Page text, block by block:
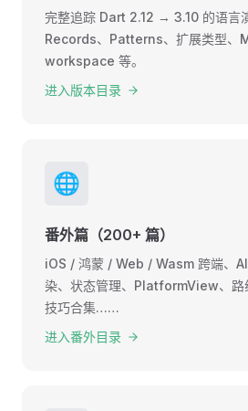
完整追踪 Dart 2.12 → 3.10 的语言
Records、Patterns、扩展类型、
workspace 等。
进入版本目录
🌐
番外篇（200+ 篇）
iOS / 鸿蒙 / Web / Wasm 跨端、
染、状态管理、PlatformView、路
技巧合集……
进入番外目录